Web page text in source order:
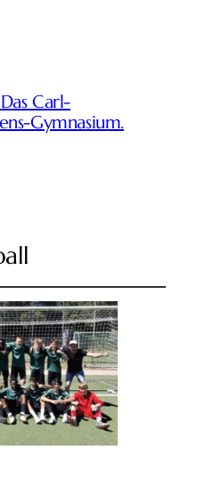
Carl-
Gymnasium.